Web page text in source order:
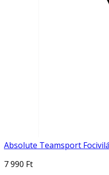
Absolute Teamsport
7 990 Ft